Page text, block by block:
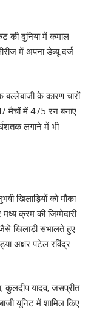
की दुनिया में कमाल
में अपना डेब्यू दर्ज
के कारण चारों
मैचों में 475 रन बनाए
लगाने में भी
खिलाड़ियों को मौका
क्रम की जिम्मेदारी
खिलाड़ी संभालते हुए
अक्षर पटेल रविंद्र
कुलदीप यादव, जसप्रीत
यूनिट में शामिल किए